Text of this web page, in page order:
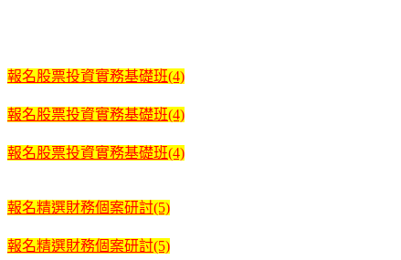
報名股票投資實務基礎班(4)
報名股票投資實務基礎班(4)
報名股票投資實務基礎班(4)
報名精選財務個案研討(5)
報名精選財務個案研討(5)